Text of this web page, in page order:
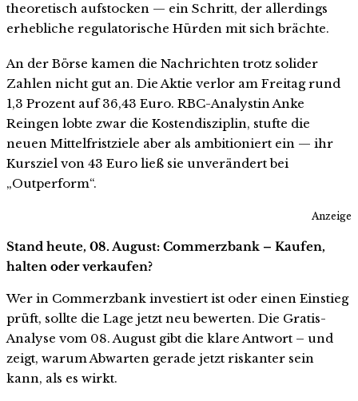
theoretisch aufstocken — ein Schritt, der allerdings
erhebliche regulatorische Hürden mit sich brächte.
An der Börse kamen die Nachrichten trotz solider
Zahlen nicht gut an. Die Aktie verlor am Freitag rund
1,3 Prozent auf 36,43 Euro. RBC-Analystin Anke
Reingen lobte zwar die Kostendisziplin, stufte die
neuen Mittelfristziele aber als ambitioniert ein — ihr
Kursziel von 43 Euro ließ sie unverändert bei
„Outperform“.
Anzeige
Stand heute, 08. August: Commerzbank – Kaufen,
halten oder verkaufen?
Wer in Commerzbank investiert ist oder einen Einstieg
prüft, sollte die Lage jetzt neu bewerten. Die Gratis-
Analyse vom 08. August gibt die klare Antwort – und
zeigt, warum Abwarten gerade jetzt riskanter sein
kann, als es wirkt.